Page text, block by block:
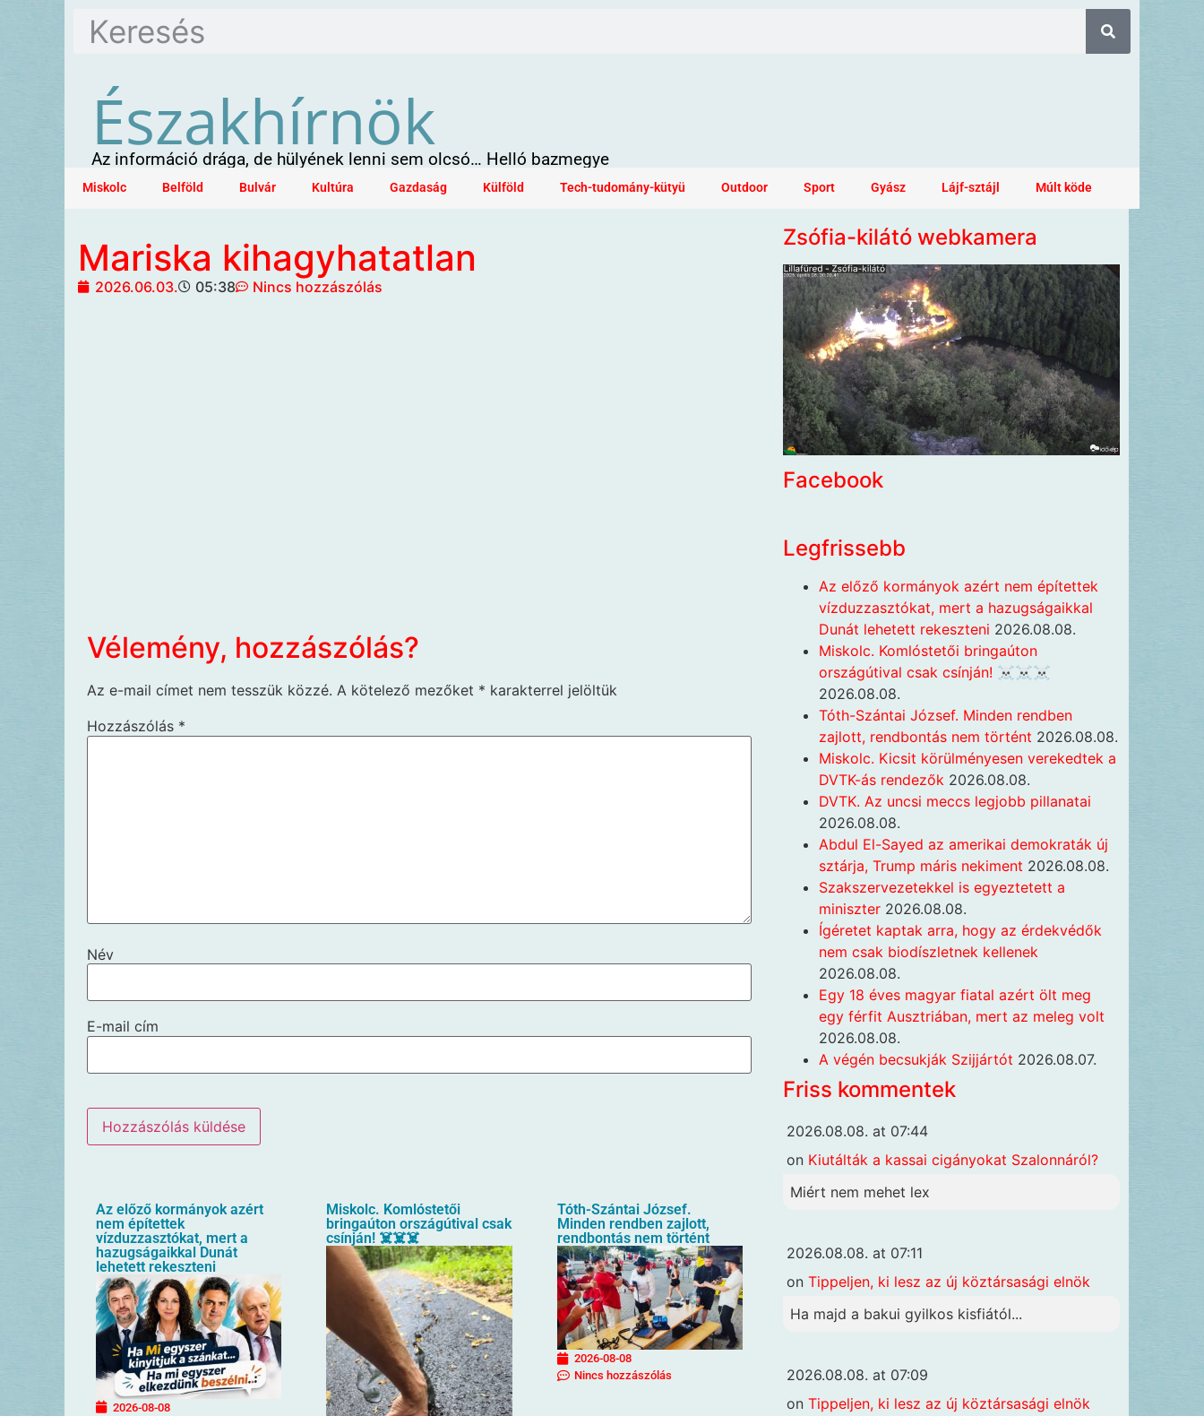
Északhírnök
Az információ drága, de hülyének lenni sem olcsó… Helló bazmegye
Miskolc Belföld Bulvár Kultúra Gazdaság Külföld Tech-tudomány-kütyü Outdoor Sport Gyász Lájf-sztájl Múlt köde
Mariska kihagyhatatlan
2026.06.03. 05:38 Nincs hozzászólás
Vélemény, hozzászólás?
Az e-mail címet nem tesszük közzé. A kötelező mezőket * karakterrel jelöltük
Hozzászólás *
Név
E-mail cím
Az előző kormányok azért
nem építettek
vízduzzasztókat, mert a
hazugságaikkal Dunát
lehetett rekeszteni
2026-08-08
Miskolc. Komlóstetői
bringaúton országútival csak
csínján! ☠️☠️☠️
Tóth-Szántai József.
Minden rendben zajlott,
rendbontás nem történt
2026-08-08
Nincs hozzászólás
Zsófia-kilátó webkamera
Facebook
Legfrissebb
Az előző kormányok azért nem építettek
vízduzzasztókat, mert a hazugságaikkal
Dunát lehetett rekeszteni 2026.08.08.
Miskolc. Komlóstetői bringaúton
országútival csak csínján! ☠️☠️☠️
2026.08.08.
Tóth-Szántai József. Minden rendben
zajlott, rendbontás nem történt 2026.08.08.
Miskolc. Kicsit körülményesen verekedtek a
DVTK-ás rendezők 2026.08.08.
DVTK. Az uncsi meccs legjobb pillanatai
2026.08.08.
Abdul El-Sayed az amerikai demokraták új
sztárja, Trump máris nekiment 2026.08.08.
Szakszervezetekkel is egyeztetett a
miniszter 2026.08.08.
Ígéretet kaptak arra, hogy az érdekvédők
nem csak biodíszletnek kellenek
2026.08.08.
Egy 18 éves magyar fiatal azért ölt meg
egy férfit Ausztriában, mert az meleg volt
2026.08.08.
A végén becsukják Szijjártót 2026.08.07.
Friss kommentek
2026.08.08. at 07:44
on Kiutálták a kassai cigányokat Szalonnáról?
Miért nem mehet lex
2026.08.08. at 07:11
on Tippeljen, ki lesz az új köztársasági elnök
Ha majd a bakui gyilkos kisfiától...
2026.08.08. at 07:09
on Tippeljen, ki lesz az új köztársasági elnök